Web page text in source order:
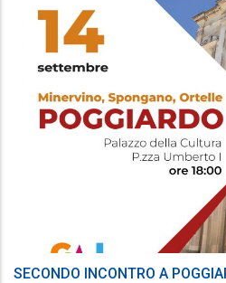
SECONDO INCONTRO A